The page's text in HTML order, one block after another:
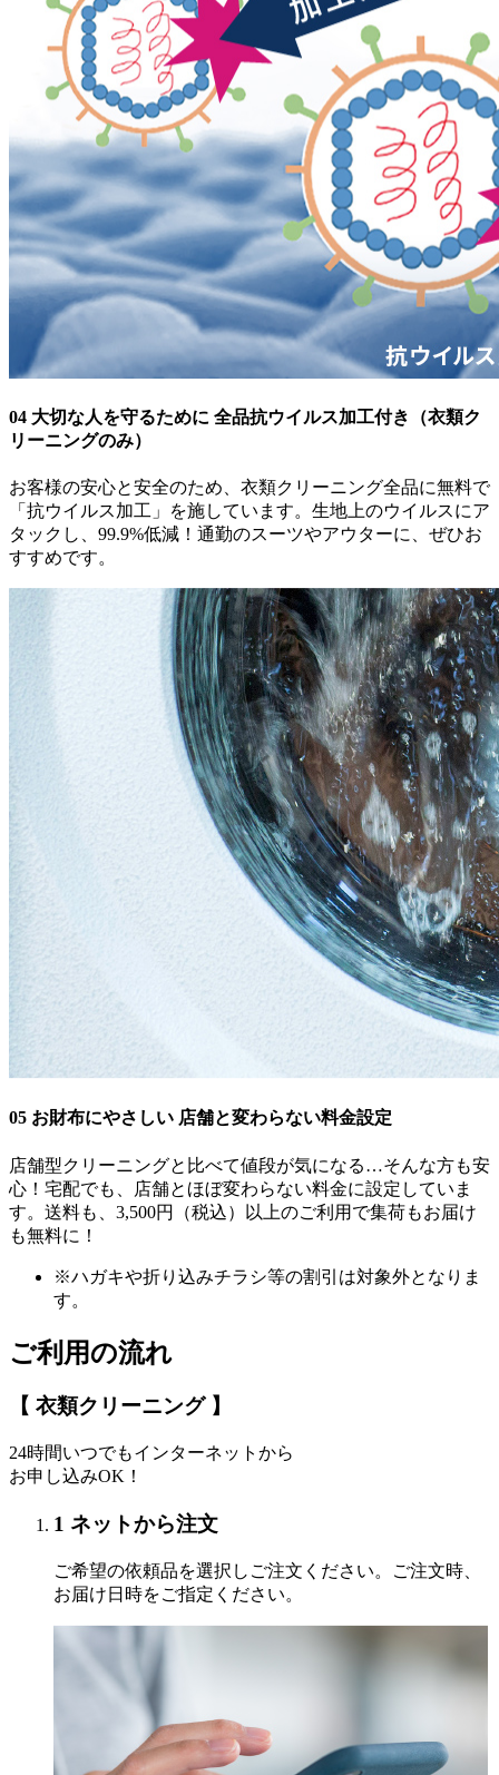
04 大切な人を守るために 全品抗ウイルス加工付き
（衣類ク
リーニングのみ）
お客様の安心と安全のため、衣類クリーニング全品に無料で
「抗ウイルス加工」を施しています。生地上のウイルスにア
タックし、99.9%低減！通勤のスーツやアウターに、ぜひお
すすめです。
05 お財布にやさしい 店舗と変わらない料金設定
店舗型クリーニングと比べて値段が気になる…そんな方も安
心！宅配でも、店舗とほぼ変わらない料金に設定していま
す。送料も、3,500円（税込）以上のご利用で集荷もお届け
も無料に！
※ハガキや折り込みチラシ等の割引は対象外となりま
す。
ご利用の流れ
【 衣類クリーニング 】
24時間いつでもインターネットから
お申し込みOK！
1 ネットから注文
ご希望の依頼品を選択しご注文ください。ご注文時、
お届け日時をご指定ください。